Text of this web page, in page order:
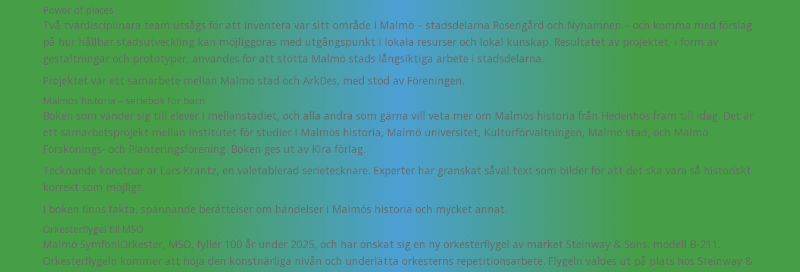
Power of places
Två tvärdisciplinära team utsågs för att inventera var sitt område i Malmö – stadsdelarna Rosengård och Nyhamnen – och komma med förslag
på hur hållbar stadsutveckling kan möjliggöras med utgångspunkt i lokala resurser och lokal kunskap. Resultatet av projektet, i form av
gestaltningar och prototyper, användes för att stötta Malmö stads långsiktiga arbete i stadsdelarna.
Projektet var ett samarbete mellan Malmö stad och ArkDes, med stöd av Föreningen.
Malmös historia – seriebok för barn
Boken som vänder sig till elever i mellanstadiet, och alla andra som gärna vill veta mer om Malmös historia från Hedenhös fram till idag. Det är
ett samarbetsprojekt mellan Institutet för studier i Malmös historia, Malmö universitet, Kulturförvaltningen, Malmö stad, och Malmö
Förskönings- och Planteringsförening. Boken ges ut av Kira förlag.
Tecknande konstnär är Lars Krantz, en väletablerad serietecknare. Experter har granskat såväl text som bilder för att det ska vara så historiskt
korrekt som möjligt.
I boken finns fakta, spännande berättelser om händelser i Malmös historia och mycket annat.
Orkesterflygel till MSO
Malmö SymfoniOrkester, MSO, fyller 100 år under 2025, och har önskat sig en ny orkesterflygel av märket Steinway & Sons, modell B-211.
Orkesterflygeln kommer att höja den konstnärliga nivån och underlätta orkesterns repetitionsarbete. Flygeln valdes ut på plats hos Steinway &